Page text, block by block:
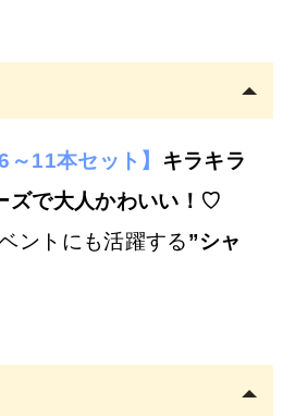
者のみ購入可能です。
。
ことがございます。あらかじめご
ルにてご提出をお願いいたしま
～11本セット】 キラキラ
ズで大人かわいい！♡
ントにも活躍する”シャ